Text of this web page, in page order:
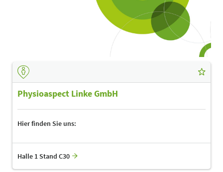
Physioaspect Linke GmbH
Hier finden Sie uns:
Halle 1 Stand C30